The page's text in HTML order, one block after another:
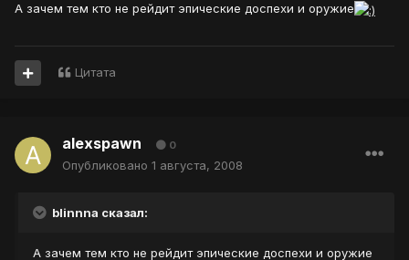
А зачем тем кто не рейдит эпические доспехи и оружие
Цитата
alexspawn 0
Опубликовано 1 августа, 2008
blinnna сказал:
А зачем тем кто не рейдит эпические доспехи и оружие